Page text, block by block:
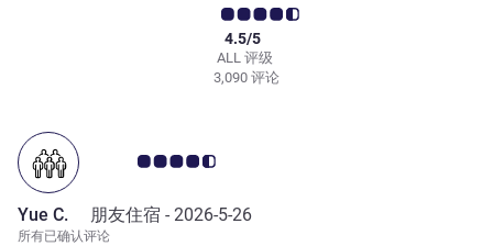
ALL 评级
4.5/5
3,090 评论
客户意见评级 4.5/5
Yue C. 朋友住宿 - 2026-5-26
所有已确认评论